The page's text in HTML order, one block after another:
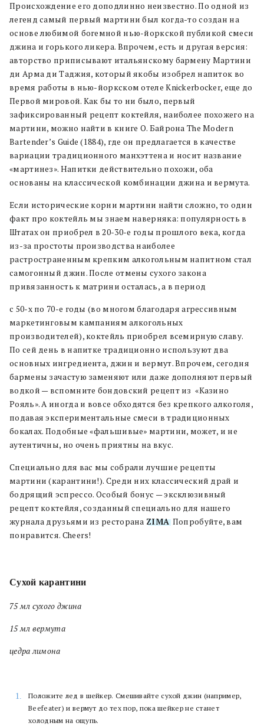
Происхождение его доподлинно неизвестно. По одной из
легенд самый первый мартини был когда-то создан на
основе любимой богемной нью-йоркской публикой смеси
джина и горького ликера. Впрочем, есть и другая версия:
авторство приписывают итальянскому бармену Мартини
ди Арма ди Таджия, который якобы изобрел напиток во
время работы в нью-йоркском отеле Knickerbocker, еще до
Первой мировой. Как бы то ни было, первый
зафиксированный рецепт коктейля, наиболее похожего на
мартини, можно найти в книге О. Байрона The Modern
Bartender’s Guide (1884), где он предлагается в качестве
вариации традиционного манхэттена и носит название
«мартинез». Напитки действительно похожи, оба
основаны на классической комбинации джина и вермута.
Если исторические корни мартини найти сложно, то один
факт про коктейль мы знаем наверняка: популярность в
Штатах он приобрел в 20-30-е годы прошлого века, когда
из-за простоты производства наиболее
растространенным крепким алкогольным напитном стал
самогонный джин. После отмены сухого закона
привязанность к матрини осталась, а в период
с 50-х по 70-е годы (во многом благодаря агрессивным
маркетинговым кампаниям алкогольных
производителей), коктейль приобрел всемирную славу.
По сей день в напитке традиционно используют два
основных ингредиента, джин и вермут. Впрочем, сегодня
бармены зачастую заменяют или даже дополняют первый
водкой — вспомните бондовский рецепт из «Казино
Рояль». А иногда и вовсе обходятся без крепкого алкоголя,
подавая экспериментальные смеси в традиционных
бокалах. Подобные «фальшивые» мартини, может, и не
аутентичны, но очень приятны на вкус.
Специально для вас мы собрали лучшие рецепты
мартини (карантини!). Среди них классический драй и
бодрящий эспрессо. Особый бонус — эксклюзивный
рецепт коктейля, созданный специально для нашего
журнала друзьями из ресторана ZIMA. Попробуйте, вам
понравится. Cheers!
Сухой карантини
75 мл сухого джина
15 мл вермута
цедра лимона
Положите лед в шейкер. Смешивайте сухой джин (например,
Beefeater) и вермут до тех пор, пока шейкер не станет
холодным на ощупь.